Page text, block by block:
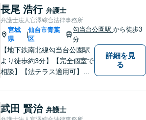
る限り円満な結果が実現する
ことも心がけています。法律
問題でお困りの方はお気軽に
ご相談ください。
長尾 浩行 弁護士
弁護士法人官澤綜合法律事務所
宮城
県
|
仙台市青葉
区
勾当台公園駅から徒歩3
分
【地下鉄南北線勾当台公園駅
より徒歩約3分】【完全個室で
相談】【法テラス適用可】民
しております。 その経験を活
かし依頼者の立場に立った事
件の解決をめざします。法律
詳細を見
る
武田 賢治 弁護士